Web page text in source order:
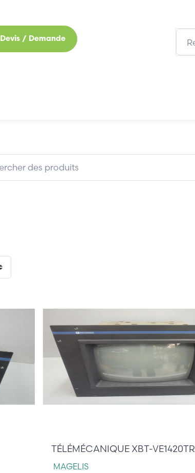
Devis / Demande
TÉLÉMÉCANIQUE XBT-VE1420TR
MAGELIS